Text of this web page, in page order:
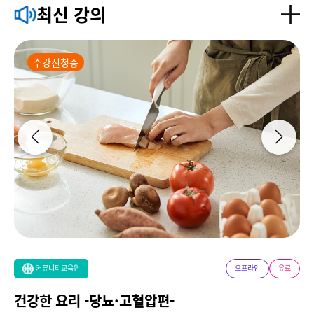
최신 강의
수강신청중
커뮤니티교육원 오프라인 유료
건강한 요리 -당뇨·고혈압편-